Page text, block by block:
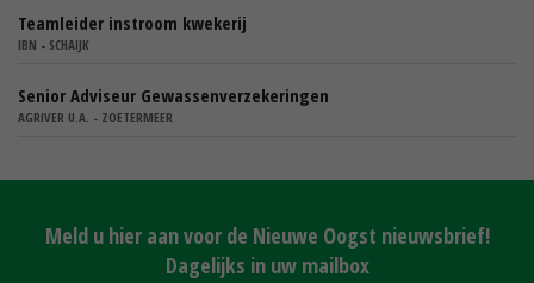
Teamleider instroom kwekerij
IBN - SCHAIJK
Senior Adviseur Gewassenverzekeringen
AGRIVER U.A. - ZOETERMEER
Meld u hier aan voor de Nieuwe Oogst nieuwsbrief!
Dagelijks in uw mailbox